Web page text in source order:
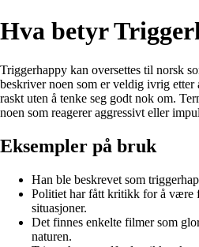
Hva betyr
Triggerhappy kan oversettes til norsk
beskriver noen som er veldig ivrig etter
raskt uten å tenke seg godt nok om.
noen som reagerer aggressivt eller
Eksempler på bruk
Han ble beskrevet som
Politiet har fått kritikk for å være
situasjoner.
Det finnes enkelte filmer som
naturen.